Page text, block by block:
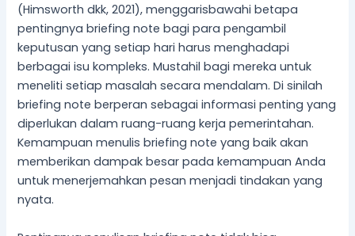
(Himsworth dkk, 2021), menggarisbawahi betapa
pentingnya briefing note bagi para pengambil
keputusan yang setiap hari harus menghadapi
berbagai isu kompleks. Mustahil bagi mereka untuk
meneliti setiap masalah secara mendalam. Di sinilah
briefing note berperan sebagai informasi penting yang
diperlukan dalam ruang-ruang kerja pemerintahan.
Kemampuan menulis briefing note yang baik akan
memberikan dampak besar pada kemampuan Anda
untuk menerjemahkan pesan menjadi tindakan yang
nyata.